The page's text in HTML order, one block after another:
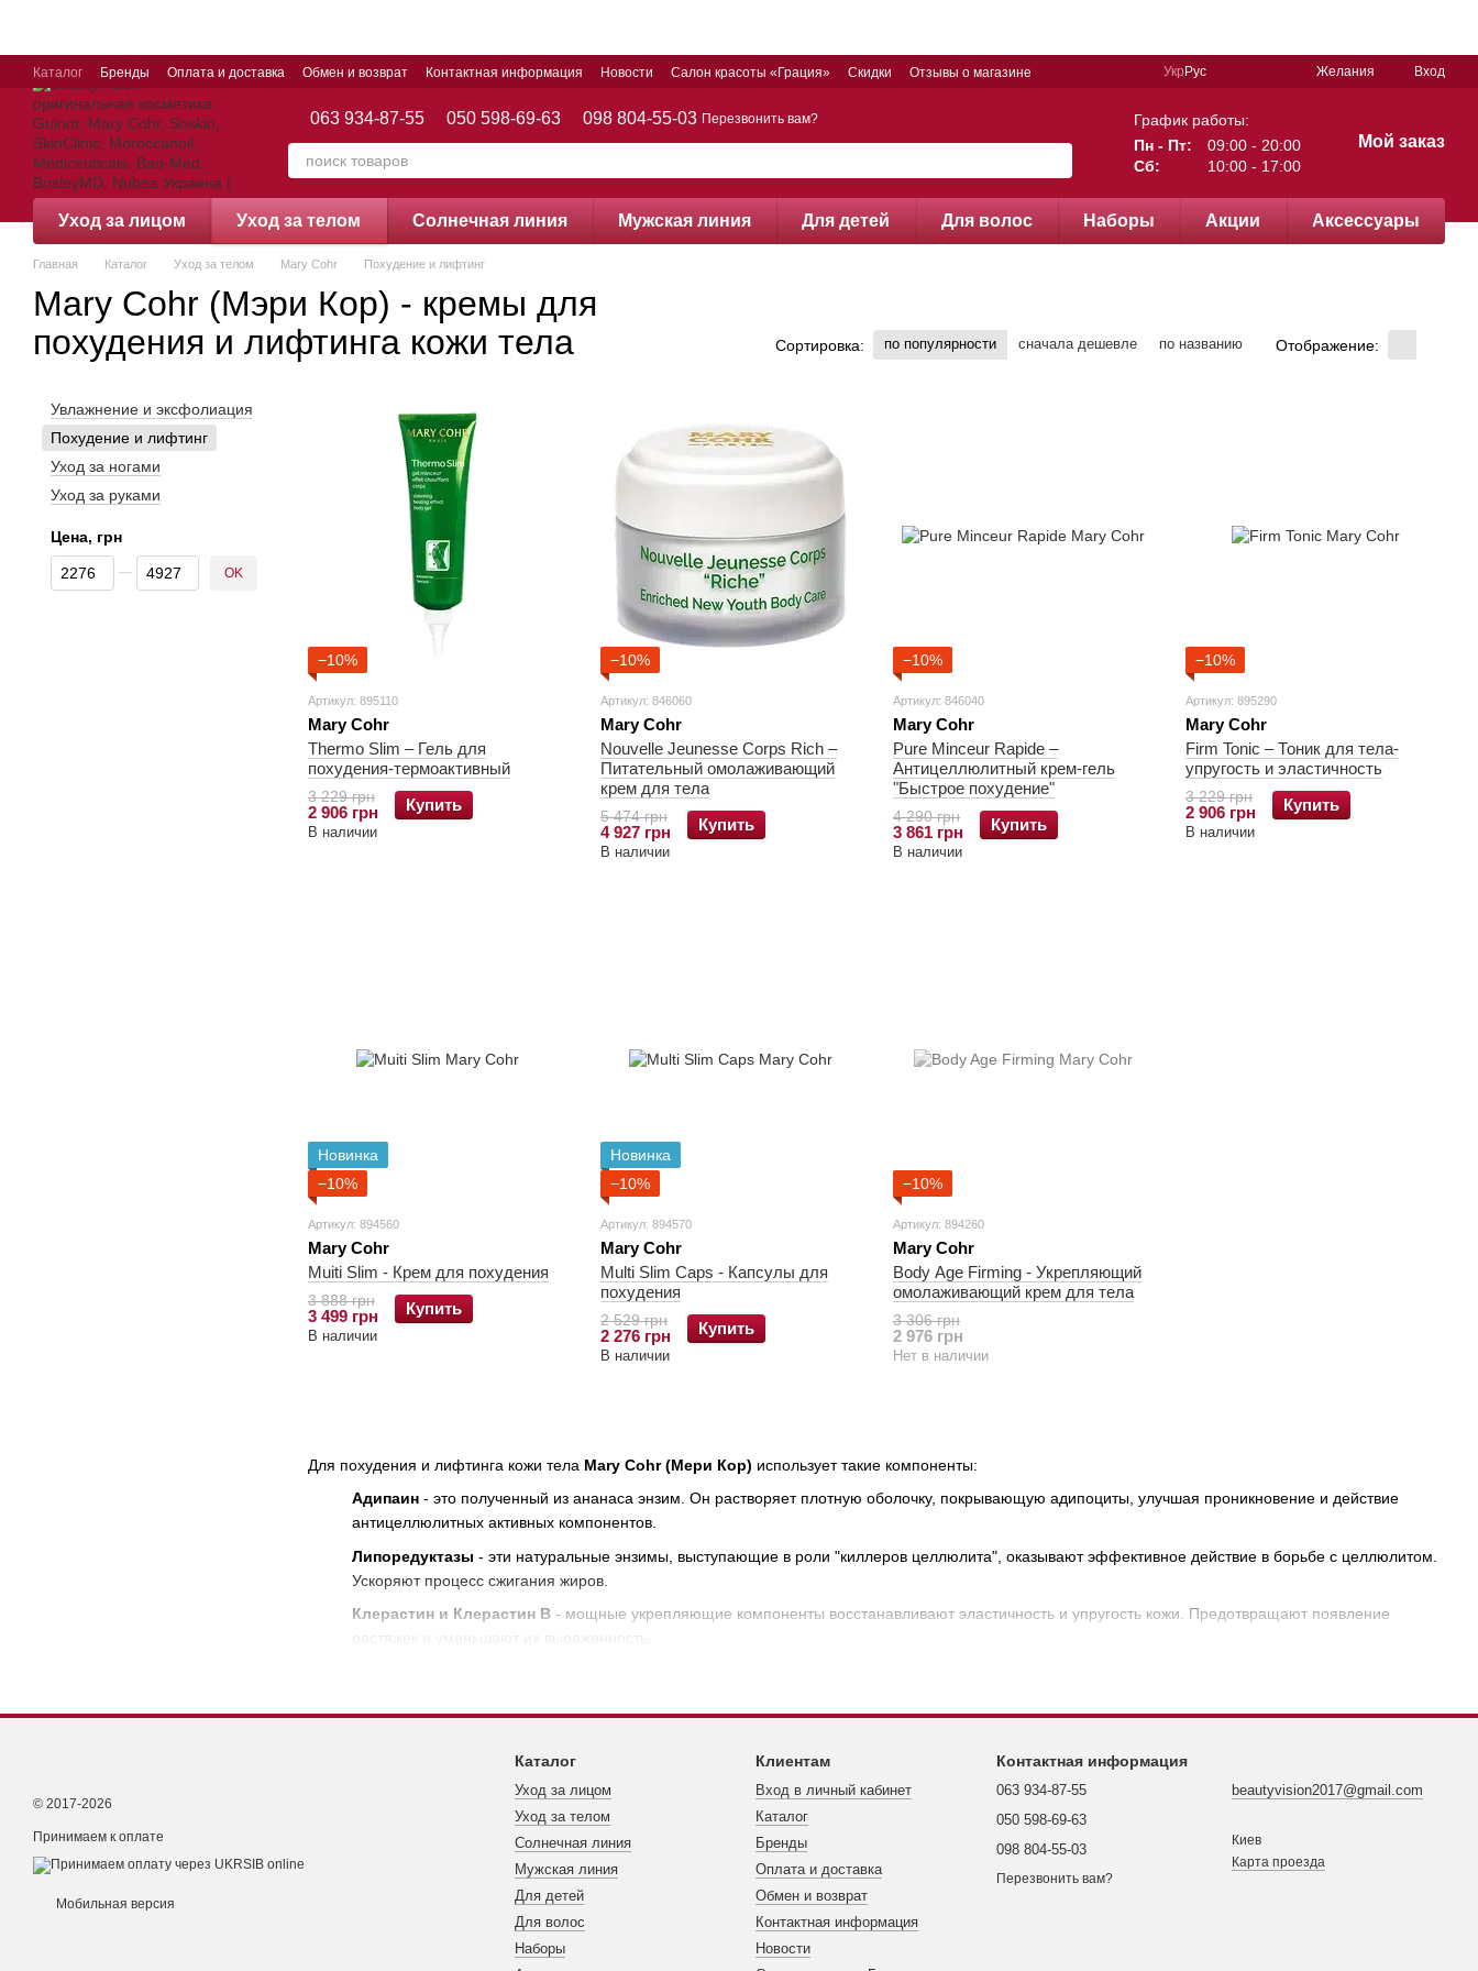
Каталог Бренды Оплата и доставка Обмен и возврат Контактная информация Новости Салон красоты «Грация» Скидки Отзывы о магазине Укр Рус Желания Вход
063 934-87-55 050 598-69-63 098 804-55-03 Перезвонить вам?
График работы:
Пн - Пт:
09:00 - 20:00
Сб:
10:00 - 17:00
Мой заказ
Уход за лицом Уход за телом Cолнечная линия Мужская линия Для детей Для волос Наборы Акции Аксессуары
Главная Каталог Уход за телом Mary Cohr Похудение и лифтинг
Mary Cohr (Мэри Кор) - кремы для
похудения и лифтинга кожи тела
Сортировка: по популярности сначала дешевле по названию Отображение:
Для похудения и лифтинга кожи тела Mary Cohr (Мери Кор) использует такие компоненты:
Адипаин - это полученный из ананаса энзим. Он растворяет плотную оболочку, покрывающую адипоциты, улучшая проникновение и действие
антицеллюлитных активных компонентов.
Липоредуктазы - эти натуральные энзимы, выступающие в роли "киллеров целлюлита", оказывают эффективное действие в борьбе с целлюлитом.
Ускоряют процесс сжигания жиров.
Клерастин и Клерастин В - мощные укрепляющие компоненты восстанавливают эластичность и упругость кожи. Предотвращают появление
−10%
Артикул: 895110
Mary Cohr
Thermo Slim – Гель для
похудения-термоактивный
3 229 грн
2 906 грн Купить
В наличии
−10%
Артикул: 846060
Mary Cohr
Nouvelle Jeunesse Corps Rich –
Питательный омолаживающий
крем для тела
5 474 грн
4 927 грн Купить
В наличии
−10%
Артикул: 846040
Mary Cohr
Pure Minceur Rapide –
Антицеллюлитный крем-гель
"Быстрое похудение"
4 290 грн
3 861 грн Купить
В наличии
−10%
Артикул: 895290
Mary Cohr
Firm Tonic – Тоник для тела-
упругость и эластичность
3 229 грн
2 906 грн Купить
В наличии
Новинка
−10%
Артикул: 894560
Mary Cohr
Muiti Slim - Крем для похудения
3 888 грн
3 499 грн Купить
В наличии
Новинка
−10%
Артикул: 894570
Mary Cohr
Multi Slim Caps - Капсулы для
похудения
2 529 грн
2 276 грн Купить
В наличии
−10%
Артикул: 894260
Mary Cohr
Body Age Firming - Укрепляющий
омолаживающий крем для тела
3 306 грн
2 976 грн
Нет в наличии
Увлажнение и эксфолиация
Похудение и лифтинг
Уход за ногами
Уход за руками
Цена, грн
От Цена, грн
До Цена, грн OK
© 2017-2026
Принимаем к оплате
Мобильная версия
Каталог
Уход за лицом
Уход за телом
Cолнечная линия
Мужская линия
Для детей
Для волос
Наборы
Клиентам
Вход в личный кабинет
Каталог
Бренды
Оплата и доставка
Обмен и возврат
Контактная информация
Новости
Контактная информация
063 934-87-55
050 598-69-63
098 804-55-03
Перезвонить вам?
beautyvision2017@gmail.com
Киев
Карта проезда